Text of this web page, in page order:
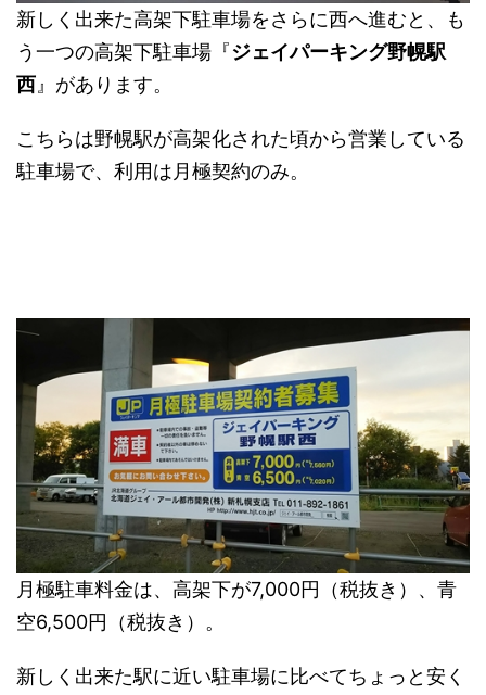
新しく出来た高架下駐車場をさらに西へ進むと、も
う一つの高架下駐車場『ジェイパーキング野幌駅
西 』があります。
こちらは野幌駅が高架化された頃から営業している
駐車場で、利用は月極契約のみ。
月極駐車料金は、高架下が7,000円（税抜き）、青
空6,500円（税抜き）。
新しく出来た駅に近い駐車場に比べてちょっと安く